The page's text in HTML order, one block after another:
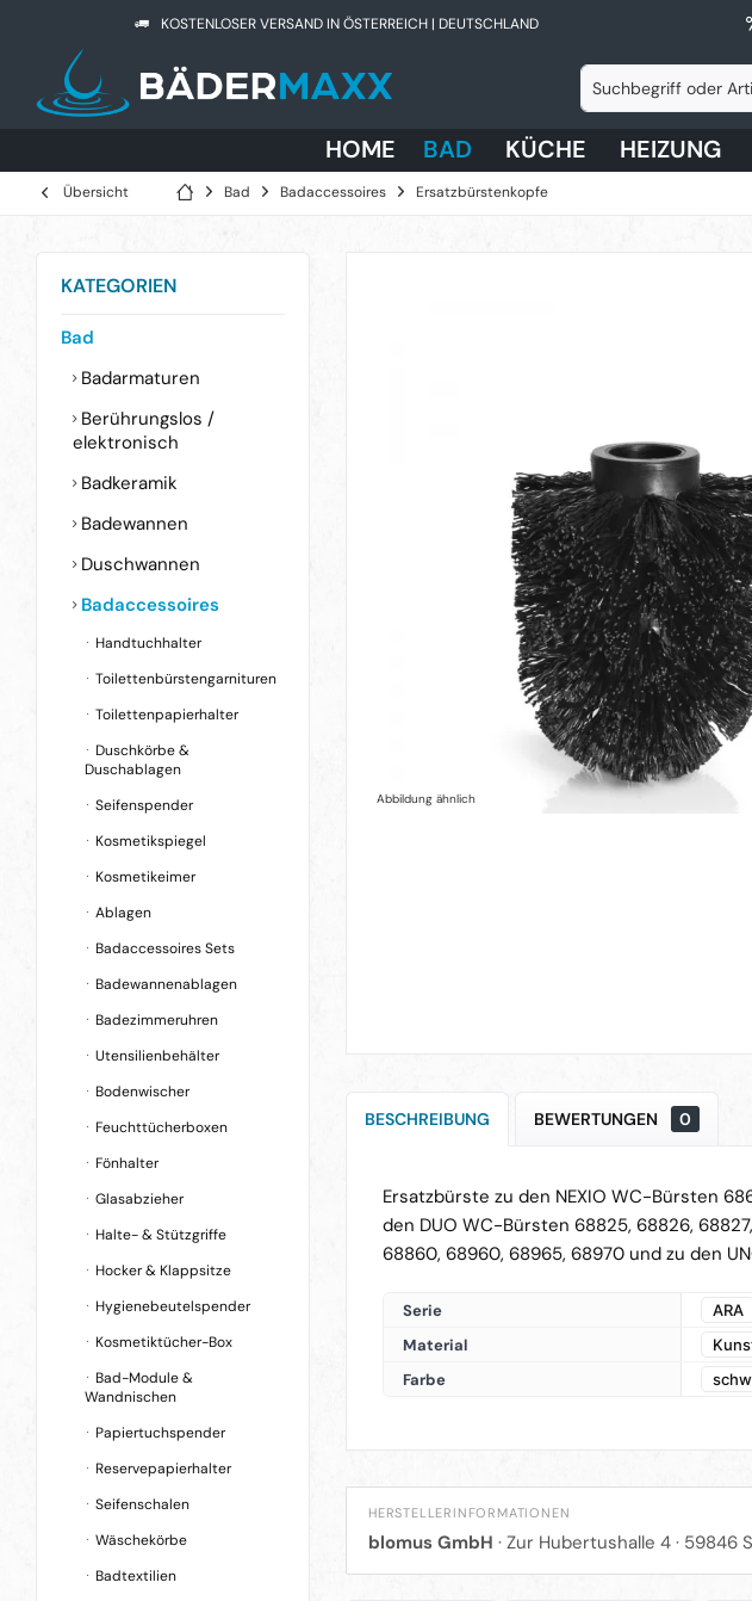
KOSTENLOSER VERSAND IN ÖSTERREICH | DEUTSCHLAND
HOME BAD KÜCHE HEIZUNG
Übersicht Bad Badaccessoires Ersatzbürstenkopfe
KATEGORIEN
Bad
Badarmaturen
Berührungslos /
elektronisch
Badkeramik
Badewannen
Duschwannen
Badaccessoires
Handtuchhalter
Toilettenbürstengarnituren
Toilettenpapierhalter
Duschkörbe &
Duschablagen
Seifenspender
Kosmetikspiegel
Kosmetikeimer
Ablagen
Badaccessoires Sets
Badewannenablagen
Badezimmeruhren
Utensilienbehälter
Bodenwischer
Feuchttücherboxen
Fönhalter
Glasabzieher
Halte- & Stützgriffe
Hocker & Klappsitze
Hygienebeutelspender
Kosmetiktücher-Box
Bad-Module &
Wandnischen
Papiertuchspender
Reservepapierhalter
Seifenschalen
Wäschekörbe
Badtextilien
Abbildung ähnlich
BESCHREIBUNG BEWERTUNGEN 0
Ersatzbürste zu den NEXIO WC-Bürsten
den DUO WC-Bürsten 68825, 68826,
68860, 68960, 68965, 68970 und zu den
Serie ARA
Material
Farbe
HERSTELLERINFORMATIONEN
blomus GmbH · Zur Hubertushalle 4 · 59846